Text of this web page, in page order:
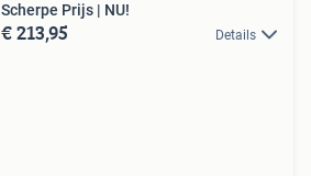
Scherpe Prijs | NU!
€ 213,95 Details